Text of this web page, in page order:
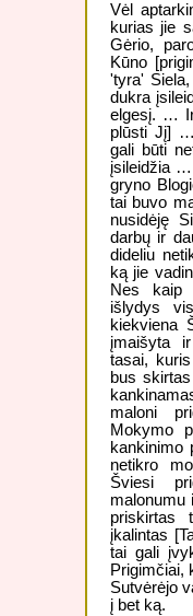
Vėl
kurias jie
Gėrio,
Kūno
'tyra'
dukra
elgesį. …
plūsti Jį]
gali būti
įsileidžia
gryno
tai buvo
nusidėję
darbų ir
dideliu
ką jie
Nes kaip
išlydys
kiekviena
įmaišyta
tasai,
bus
maloni
Mokymo
kankinimo
netikro
Šviesi
malonumu
įkalintas
tai gali
Prigimčiai,
Sutvėrėjo
į bet ką.